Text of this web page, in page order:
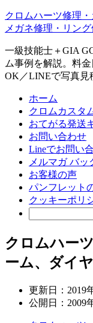
クロムハーツ修理
メガネ修理・リン
一級技能士＋GIA
ム事例を解説。料
OK／LINEで写真見
ホーム
クロムカスタ
おてがる発送
お問い合わせ
Lineでお問い
メルマガ バッ
お客様の声
パンフレット
クッキーポリ
クロムハー
ーム、ダイ
更新日： 2019
公開日： 2009